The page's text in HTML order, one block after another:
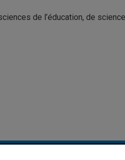
de l’éducation, de